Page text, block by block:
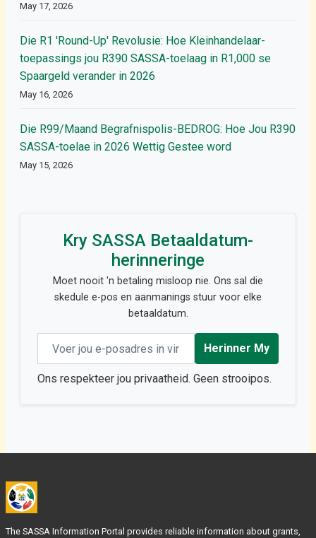
May 17, 2026
Die R1 'Round-Up' Revolusie: Hoe Kleinhandelaar-
toepassings jou R390 SASSA-toelaag in R1,000 se
Spaargeld verander in 2026
May 16, 2026
Die R99/Maand Begrafnispolis-BEDROG: Hoe Jou R390
SASSA-toelae in 2026 Wettig Gestee word
May 15, 2026
Kry SASSA Betaaldatum-
herinneringe
Moet nooit 'n betaling misloop nie. Ons sal die
skedule e-pos en aanmanings stuur voor elke
betaaldatum.
Email address
Herinner My
Ons respekteer jou privaatheid. Geen strooipos.
The SASSA Information Portal provides reliable information about grants,